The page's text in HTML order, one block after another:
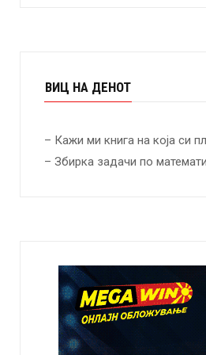
ВИЦ НА ДЕНОТ
– Кажи ми книга на која си
– Збирка задачи по